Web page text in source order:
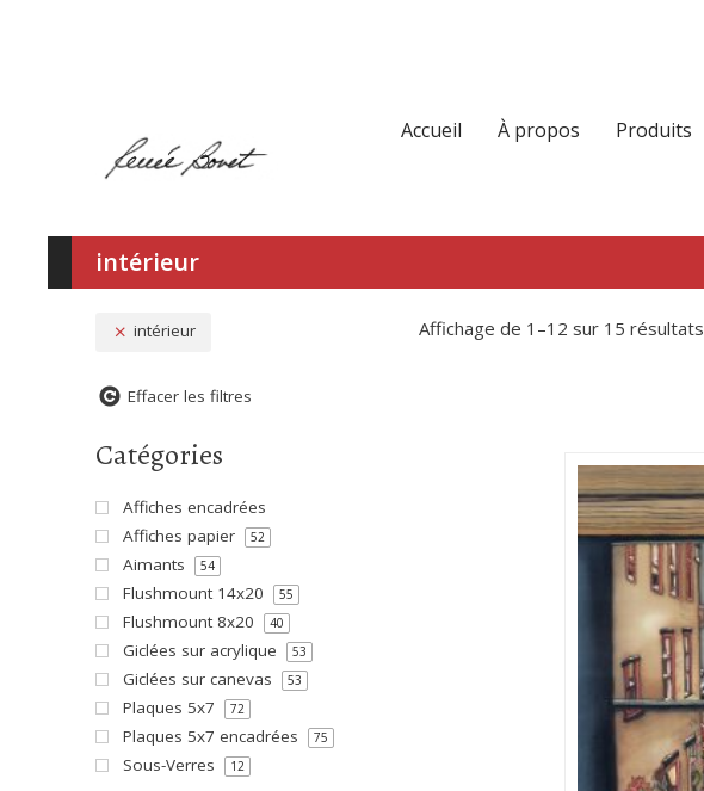
Accueil À propos Produits
intérieur
intérieur
Effacer les filtres
Catégories
Affiches encadrées
Affiches papier
52
Aimants 54
Flushmount 14x20 55
Flushmount 8x20 40
Giclées sur acrylique 53
Giclées sur canevas 53
Plaques 5x7 72
Plaques 5x7 encadrées 75
Sous-Verres 12
Affichage de 1–12 sur 15 résultats